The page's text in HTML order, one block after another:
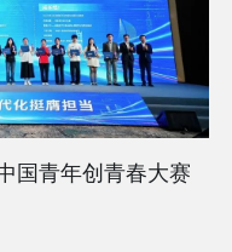
国青年创青春大赛